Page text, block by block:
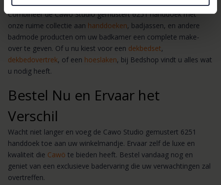
Combineer de Cawo Studio gemustert 6251 handdoek met
onze ruime collectie aan handdoeken, badjassen, en andere
badmode producten om uw badkamer een complete make-
over te geven. Of u nu kiest voor een dekbedset,
dekbedovertrek, of een hoeslaken, bij Bedshop vindt u alles wat
u nodig heeft.
Bestel Nu en Ervaar het
Verschil
Wacht niet langer en voeg de Cawo Studio gemustert 6251
handdoek toe aan uw winkelmandje. Ervaar zelf de luxe en
kwaliteit die Cawö te bieden heeft. Bestel vandaag nog en
geniet van een exclusieve badervaring die uw verwachtingen zal
overtreffen.